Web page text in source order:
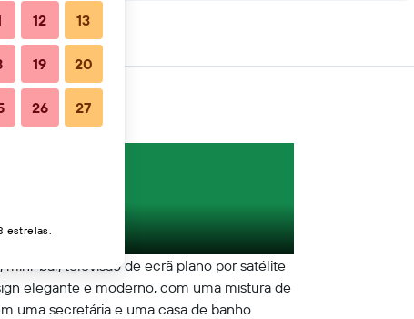
bar, televisão de ecrã plano por satélite
elegante e moderno, com uma mistura de
uma secretária e uma casa de banho
12 13
19 20
26 27
estrelas.